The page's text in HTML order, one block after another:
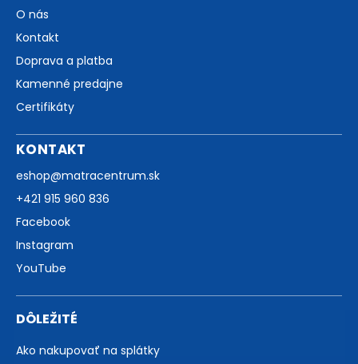
O nás
Kontakt
Doprava a platba
Kamenné predajne
Certifikáty
KONTAKT
eshop@matracentrum.sk
+421 915 960 836
Facebook
Instagram
YouTube
DÔLEŽITÉ
Ako nakupovať na splátky